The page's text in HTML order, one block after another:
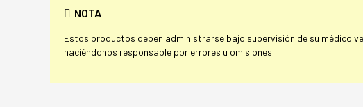
NOTA
Estos productos deben administrarse bajo supervisión de su
haciéndonos responsable por errores u omisiones